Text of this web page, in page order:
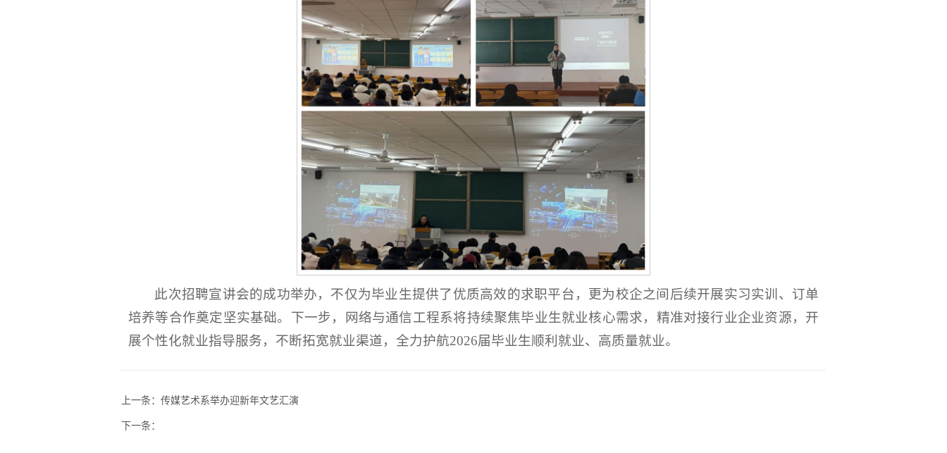
此次招聘宣讲会的成功举办，不仅为毕业生提供了优质高效的求职平台，更为校企之间后续开展实习实训、订单
培养等合作奠定坚实基础。下一步，网络与通信工程系将持续聚焦毕业生就业核心需求，精准对接行业企业资源，开
展个性化就业指导服务，不断拓宽就业渠道，全力护航2026届毕业生顺利就业、高质量就业。
上一条： 传媒艺术系举办迎新年文艺汇演
下一条：